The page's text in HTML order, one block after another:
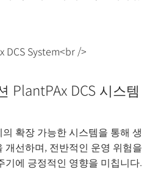
PlantPAx DCS 시스템
확장 가능한 시스템을 통해 생
개선하며, 전반적인 운영 위험을
기에 긍정적인 영향을 미칩니다.